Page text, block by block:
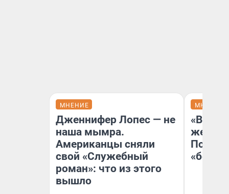
МНЕНИЕ
Дженнифер Лопес — не
наша мымра.
Американцы сняли
свой «Служебный
роман»: что из этого
вышло
МНЕНИЕ